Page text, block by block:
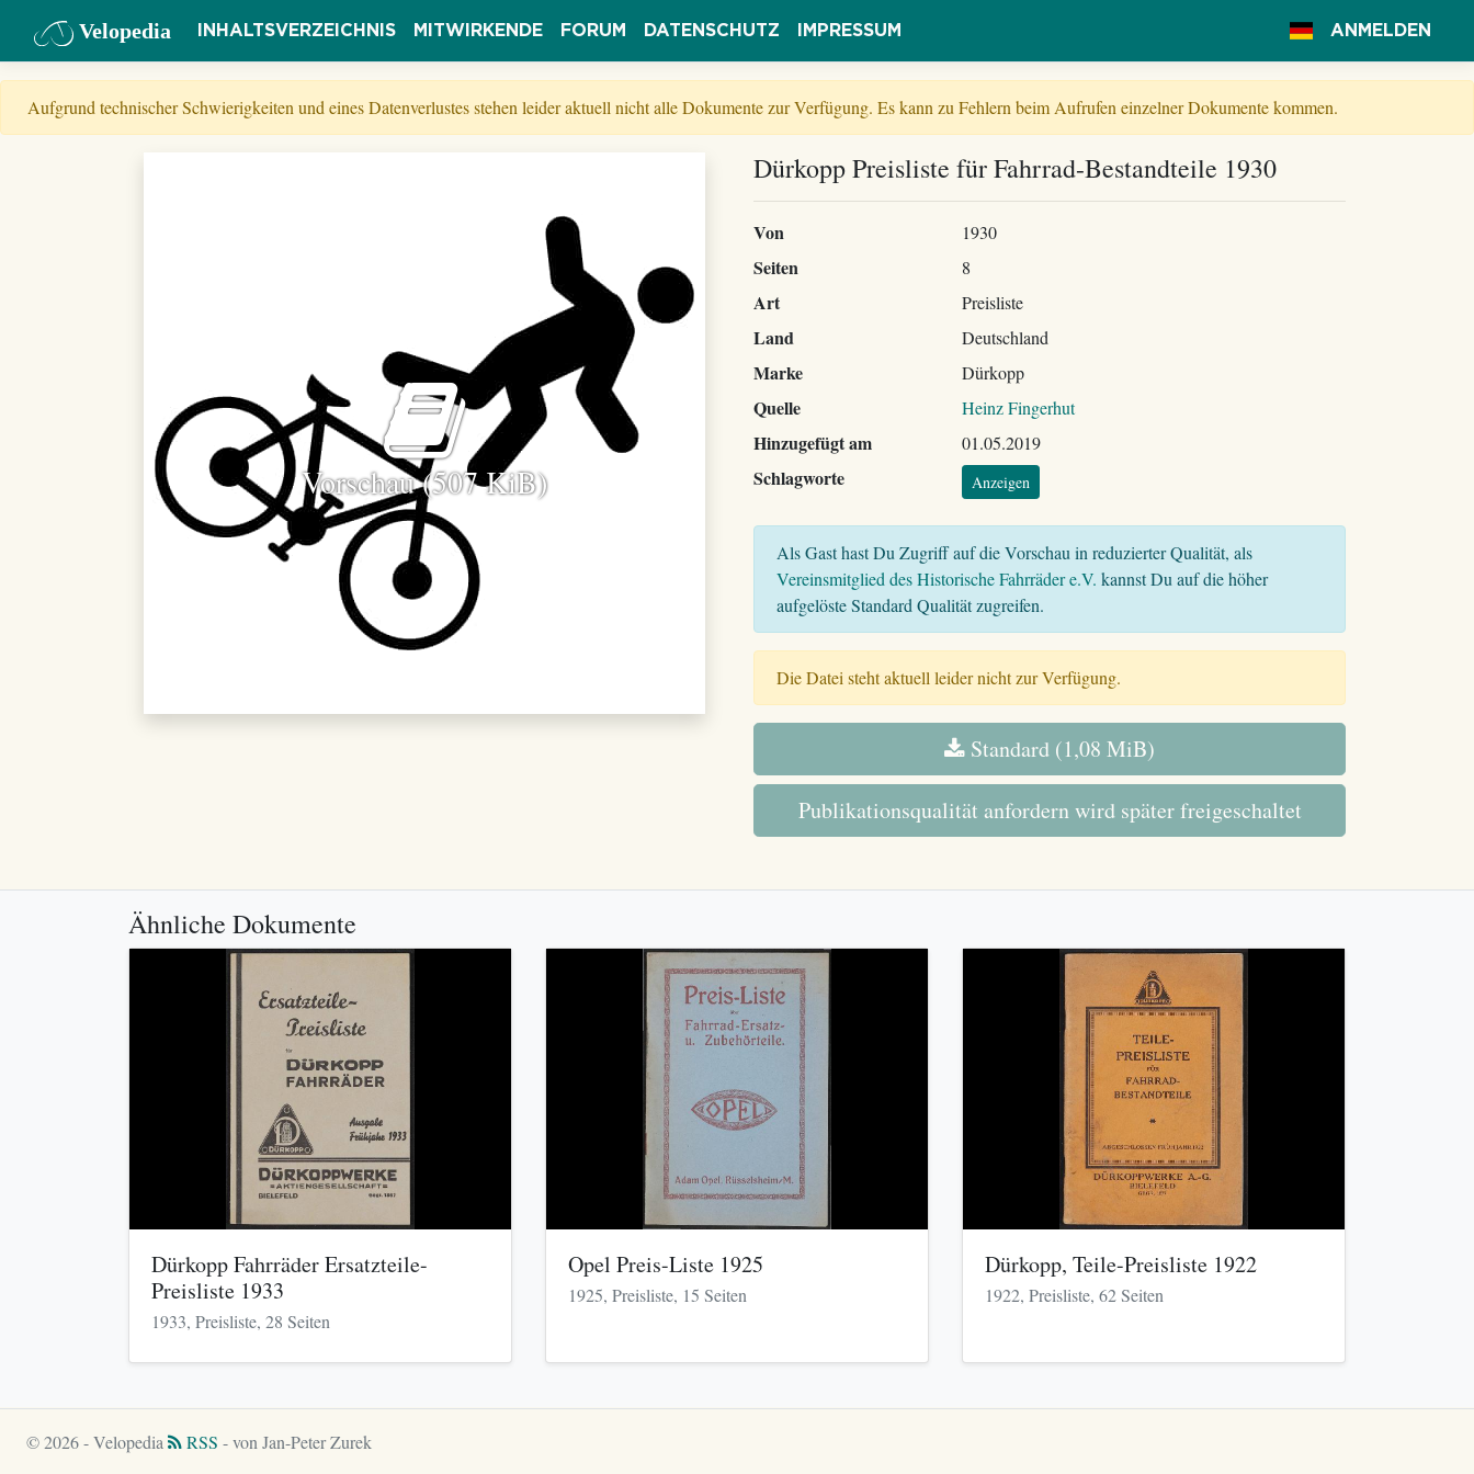
Velopedia INHALTSVERZEICHNIS MITWIRKENDE FORUM DATENSCHUTZ IMPRESSUM ANMELDEN
Aufgrund technischer Schwierigkeiten und eines Datenverlustes stehen leider aktuell nicht alle Dokumente zur Verfügung. Es kann zu Fehlern beim Aufrufen einzelner Dokumente kommen.
Vorschau (507 KiB)
Dürkopp Preisliste für Fahrrad-Bestandteile 1930
Von 1930
Seiten 8
Art Preisliste
Land Deutschland
Marke Dürkopp
Quelle Heinz Fingerhut
Hinzugefügt am 01.05.2019
Schlagworte Anzeigen
Als Gast hast Du Zugriff auf die Vorschau in reduzierter Qualität, als
Vereinsmitglied des Historische Fahrräder e.V. kannst Du auf die höher
aufgelöste Standard Qualität zugreifen.
Die Datei steht aktuell leider nicht zur Verfügung.
Standard (1,08 MiB)
Publikationsqualität anfordern wird später freigeschaltet
Ähnliche Dokumente
Dürkopp Fahrräder Ersatzteile-
Preisliste 1933
1933, Preisliste, 28 Seiten
Opel Preis-Liste 1925
1925, Preisliste, 15 Seiten
Dürkopp, Teile-Preisliste 1922
1922, Preisliste, 62 Seiten
© 2026 - Velopedia RSS - von Jan-Peter Zurek